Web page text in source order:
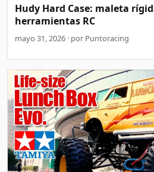
Hudy Hard Case: maleta
herramientas RC
mayo 31, 2026 · por Puntoracing